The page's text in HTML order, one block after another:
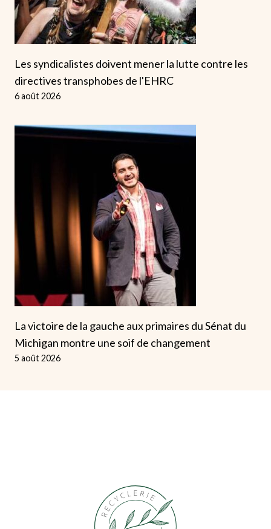
Les syndicalistes doivent mener la lutte contre les
directives transphobes de l'EHRC
6 août 2026
La victoire de la gauche aux primaires du Sénat du
Michigan montre une soif de changement
5 août 2026